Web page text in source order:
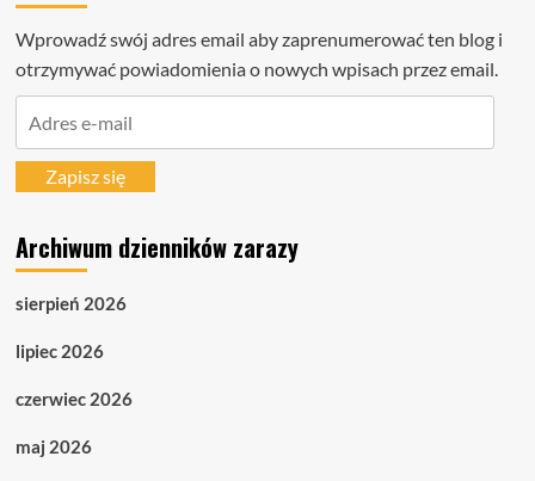
Wprowadź swój adres email aby zaprenumerować ten blog i
otrzymywać powiadomienia o nowych wpisach przez email.
mailZapisz się
Archiwum dzienników zarazy
sierpień 2026
lipiec 2026
czerwiec 2026
maj 2026